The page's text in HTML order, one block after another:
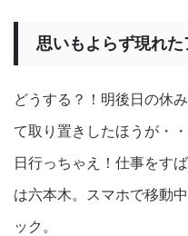
思いもよらず現れた
どうする？！明後日の休
て取り置きしたほうが・
日行っちゃえ！仕事をす
は六本木。スマホで移動
ック。